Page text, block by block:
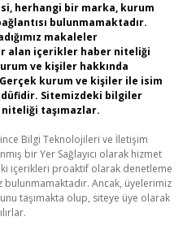
herhangi bir marka, kurum
bulunmamaktadır.
makaleler
alan içerikler haber niteliği
ve kişiler hakkında
kurum ve kişiler ile isim
Sitemizdeki bilgiler
taşımazlar.
Bilgi Teknolojileri ve İletişim
bir Yer Sağlayıcı olarak hizmet
içerikleri proaktif olarak denetleme
Ancak, üyelerimiz
taşımakta olup, siteye üye olarak